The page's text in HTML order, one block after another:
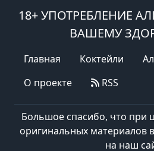
18+ УПОТРЕБЛЕНИЕ
ВАШЕМУ
Главная Коктейли
О проекте
RSS
Большое спасибо, что при
оригинальных материалов
на наш